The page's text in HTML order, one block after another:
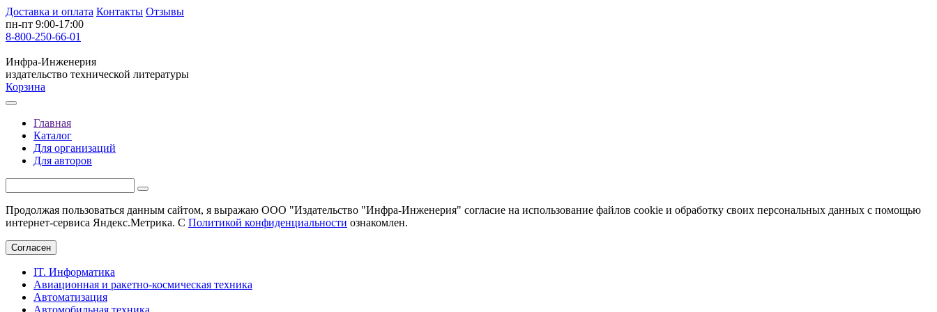
Доставка и оплата Контакты Отзывы
пн-пт 9:00-17:00
8-800-250-66-01
Инфра-Инженерия
издательство технической литературы
Корзина
Главная
Каталог
Для организаций
Для авторов
Продолжая пользоваться данным сайтом, я выражаю ООО "Издательство "Инфра-Инженерия" согласие на использование файлов cookie и обработку своих персональных данных с помощью
интернет-сервиса Яндекс.Метрика. С Политикой конфиденциальности ознакомлен.
Согласен
IT. Информатика
Авиационная и ракетно-космическая техника
Автоматизация
Автомобильная техника